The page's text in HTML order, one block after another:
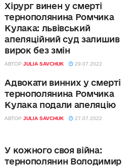
Хірург винен у смерті
тернополянина Ромчика
Кулака: львівський
апеляційний суд залишив
вирок без змін
АВТОР JULIA SAVCHUK 29.07.2022
Адвокати винних у смерті
тернополянина Ромчика
Кулака подали апеляцію
АВТОР JULIA SAVCHUK 27.07.2022
У кожного своя війна:
тернополянин Володимир